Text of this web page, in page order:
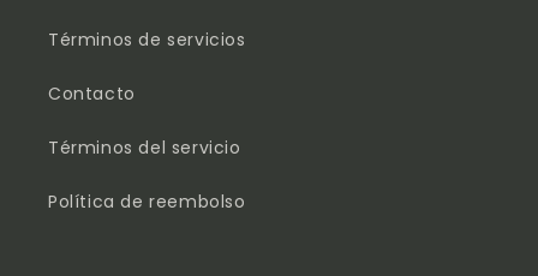
Términos de servicios
Contacto
Términos del servicio
Política de reembolso